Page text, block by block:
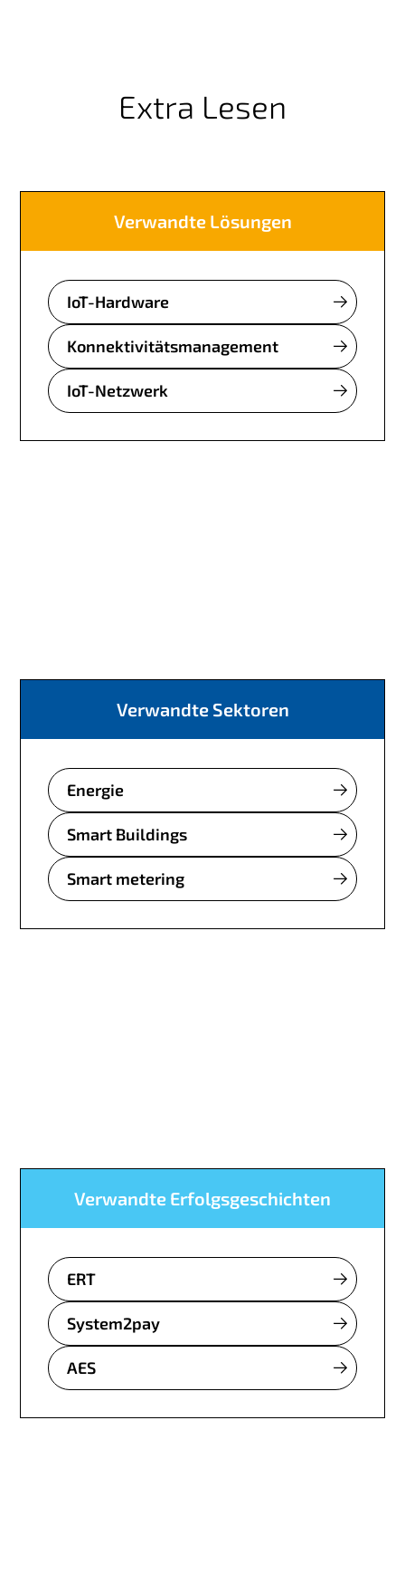
Extra Lesen
Verwandte Lösungen
IoT-Hardware
Konnektivitätsmanagement
IoT-Netzwerk
Verwandte Sektoren
Energie
Smart Buildings
Smart metering
Verwandte Erfolgsgeschichten
ERT
System2pay
AES